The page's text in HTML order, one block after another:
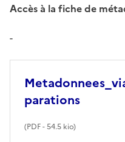
Accès à la fiche de
-
parations
(PDF- 54.5 kio)